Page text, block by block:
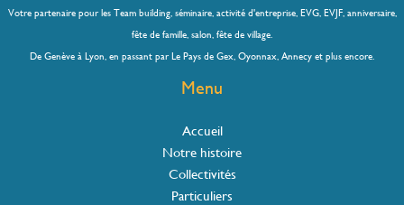
Votre partenaire pour les Team building, séminaire, activité d'entreprise, EVG, EVJF, anniversaire,
fête de famille, salon, fête de village.
De Genève à Lyon, en passant par Le Pays de Gex, Oyonnax, Annecy et plus encore.
Menu
Accueil
Notre histoire
Collectivités
Particuliers